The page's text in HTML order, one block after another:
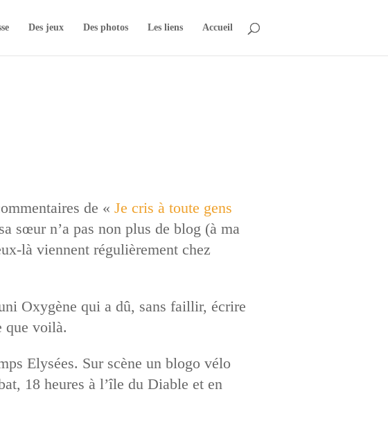
Des jeux Des photos Les liens Accueil
de « Je cris à toute gens
sœur n’a pas non plus de blog (à ma
là viennent régulièrement chez
Oxygène qui a dû, sans faillir, écrire
que voilà.
Elysées. Sur scène un blogo vélo
18 heures à l’île du Diable et en